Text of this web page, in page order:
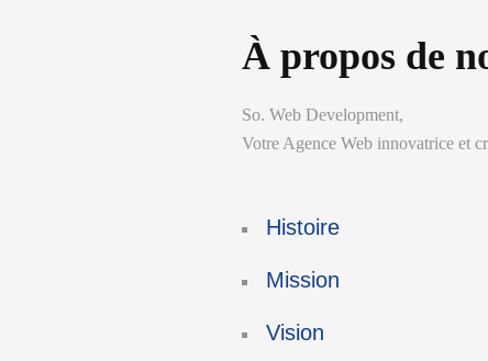
À propos de
So. Web Development,
Votre Agence Web innovatrice et
Histoire
Mission
Vision